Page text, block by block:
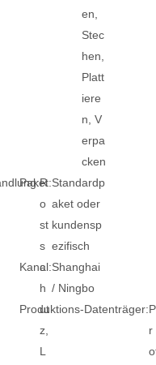
en,
Stec
hen,
Platt
iere
n, V
erpa
cken
R
o
st
s
c
h
ut
z,
L
Paket:Standardp
aket oder
kundensp
ezifisch
Kanal:Shanghai
/ Ningbo
Produktions-Datenträger:P
r